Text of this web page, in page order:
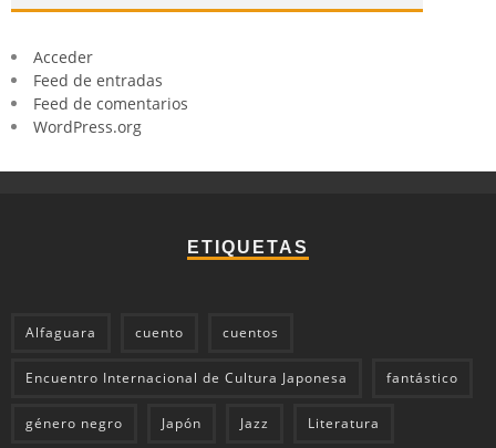
Acceder
Feed de entradas
Feed de comentarios
WordPress.org
ETIQUETAS
Alfaguara cuento cuentos
Encuentro Internacional de Cultura Japonesa fantástico
género negro Japón Jazz Literatura